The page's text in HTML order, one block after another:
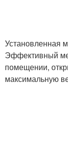
Установленная
Эффективный
помещении,
максимальную